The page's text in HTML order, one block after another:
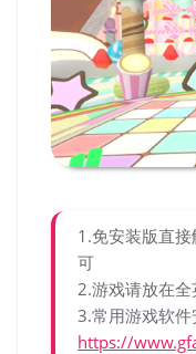
1.免安装版直
可
2.游戏请放在
3.常用游戏软件
https://